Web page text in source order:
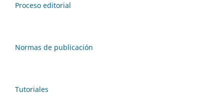
Proceso editorial
Normas de publicación
Tutoriales